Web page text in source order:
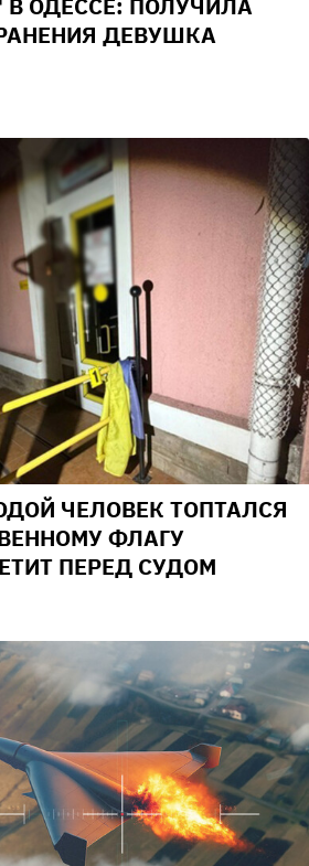
ОДЕССЕ: ПОЛУЧИЛА
ДЕВУШКА
ЧЕЛОВЕК ТОПТАЛСЯ
ФЛАГУ
ПЕРЕД СУДОМ